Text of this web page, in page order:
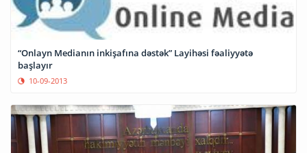
“Onlayn Medianın inkişafına dəstək” Layihəsi fəaliyyətə
başlayır
10-09-2013